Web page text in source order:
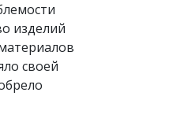
изделий
своей